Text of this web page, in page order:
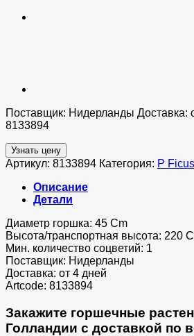
Поставщик: Нидерланды Доставка:
8133894
Узнать цену
Артикул: 8133894 Категория: P Ficus
Описание
Детали
Диаметр горшка: 45 Cm
Высота/транспортная высота: 220
Мин. количество соцветий: 1
Поставщик: Нидерланды
Доставка: от 4 дней
Artcode: 8133894
Закажите горшечные
Голландии с доставкой по